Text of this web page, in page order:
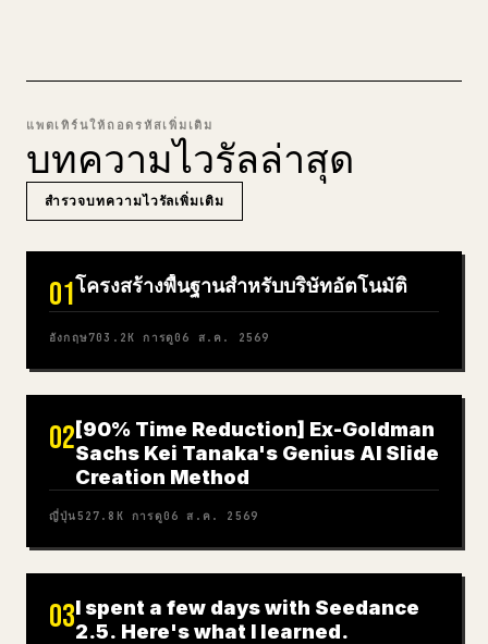
แพตเทิร์นให้ถอดรหัสเพิ่มเติม
บทความไวรัลล่าสุด
สำรวจบทความไวรัลเพิ่มเติม
01โครงสร้างพื้นฐานสำหรับบริษัทอัตโนมัติ
อังกฤษ703.2K การดู06 ส.ค. 2569
02 [90% Time Reduction] Ex-Goldman
Sachs Kei Tanaka's Genius AI Slide
Creation Method
ญี่ปุ่น527.8K การดู06 ส.ค. 2569
03I spent a few days with Seedance
2.5. Here's what I learned.